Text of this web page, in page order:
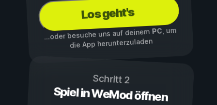
Los geht's
...oder besuche uns auf deinemPC, um
die App herunterzuladen
Schritt 2
Spiel in WeMod öffnen